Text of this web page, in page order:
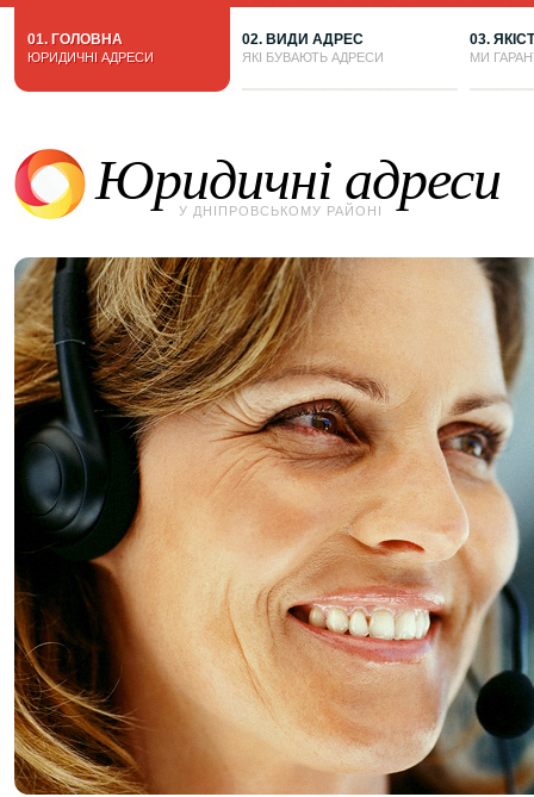
01. ГОЛОВНА
ЮРИДИЧНІ АДРЕСИ
02. ВИДИ АДРЕС
ЯКІ БУВАЮТЬ АДРЕСИ
03.
МИ
Юридичні адреси
У ДНІПРОВСЬКОМУ РАЙОНІ